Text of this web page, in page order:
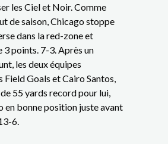
les Ciel et Noir. Comme
de saison, Chicago stoppe
dans la red-zone et
3 points. 7-3. Après un
les deux équipes
Field Goals et Cairo Santos,
55 yards record pour lui,
en bonne position juste avant
6.